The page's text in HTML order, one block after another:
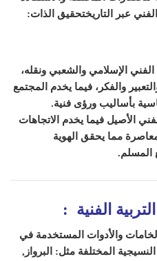
عبر التاريختحقيق الذات:
الإسلامي والشعبي ونقله،
والفكر، فيما يخدم المجتمع
بأساليب ورؤى فنية.
الأصيل فيما يخدم الاتجاهات
معاصرة مما يحقق الهوية
المسلم.
الفنية :
والأدوات المستخدمة في
المختلفة مثل: البرواز,